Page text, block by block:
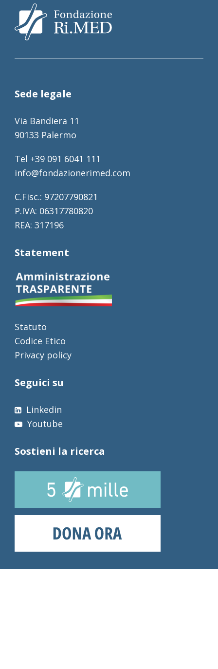
Sede legale
Via Bandiera 11
90133 Palermo
Tel +39 091 6041 111
info@fondazionerimed.com
C.Fisc.: 97207790821
P.IVA: 06317780820
REA: 317196
Statement
Statuto
Codice Etico
Privacy policy
Seguici su
Linkedin
Youtube
Sostieni la ricerca